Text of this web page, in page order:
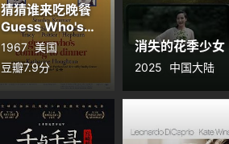
猜猜谁来吃晚餐
Guess Who's
Coming to
Dinner
1967 美国
豆瓣7.9分
消失的花季少女
2025 中国大陆